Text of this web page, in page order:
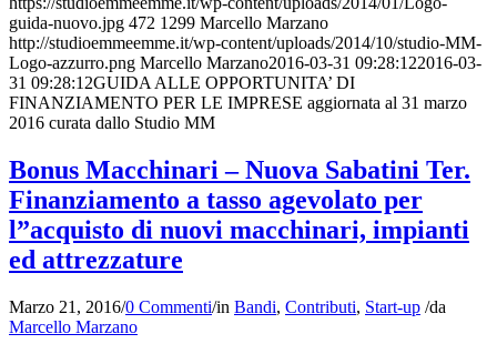
guida-nuovo.jpg 472 1299 Marcello Marzano
http://studioemmeemme.it/wp-content/uploads/2014/10/studio-MM-
Logo-azzurro.png Marcello Marzano2016-03-31 09:28:122016-03-
31 09:28:12GUIDA ALLE OPPORTUNITA’ DI
FINANZIAMENTO PER LE IMPRESE aggiornata al 31 marzo
2016 curata dallo Studio MM
Bonus Macchinari – Nuova Sabatini Ter.
Finanziamento a tasso agevolato per
l”acquisto di nuovi macchinari, impianti
ed attrezzature
Marzo 21, 2016/0 Commenti/in Bandi, Contributi, Start-up /da
Marcello Marzano